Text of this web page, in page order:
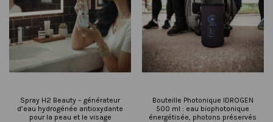
Spray H2 Beauty – générateur
d’eau hydrogénée antioxydante
pour la peau et le visage
Bouteille Photonique IDROGEN
500 ml : eau biophotonique
énergétisée, photons préservés